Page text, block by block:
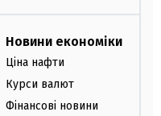
Новини економіки
Ціна нафти
Курси валют
Фінансові новини